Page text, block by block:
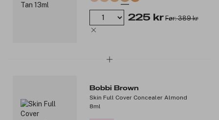
225 kr Før: 389 kr
Bobbi Brown
Skin Full Cover Concealer Almond
8ml